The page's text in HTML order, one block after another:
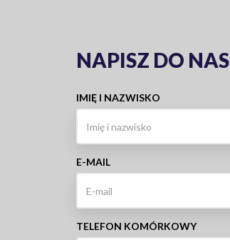
NAPISZ DO NAS
IMIĘ I NAZWISKO
E-MAIL
TELEFON KOMÓRKOWY